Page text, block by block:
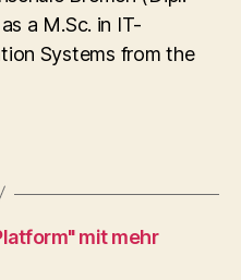
a M.Sc. in IT-
Systems from the
mit mehr